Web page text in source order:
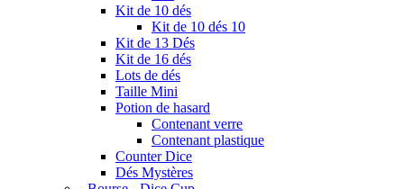
Kit de 10 dés
Kit de 10 dés 10
Kit de 13 Dés
Kit de 16 dés
Lots de dés
Taille Mini
Potion de hasard
Contenant verre
Contenant plastique
Counter Dice
Dés Mystères